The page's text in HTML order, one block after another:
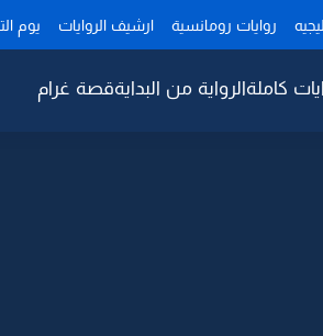
روايات رومانسية ارشيف الروايات يوم
كاملةالرواية من البدايةقصة غرام